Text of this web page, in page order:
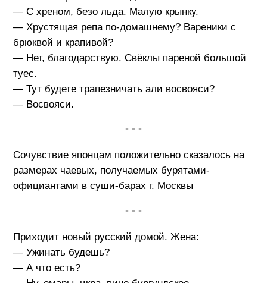
— С хреном, безо льда. Малую крынку.
— Хрустящая репа по-домашнему? Вареники с
брюквой и крапивой?
— Нет, благодарствую. Свёклы пареной большой
туес.
— Тут будете трапезничать али восвояси?
— Восвояси.
• • •
Сочувствие японцам положительно сказалось на
размерах чаевых, получаемых бурятами-
официантами в суши-барах г. Москвы
• • •
Приходит новый русский домой. Жена:
— Ужинать будешь?
— А что есть?